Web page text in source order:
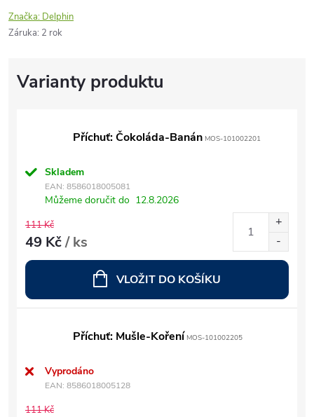
Značka: Delphin
Záruka: 2 rok
Příchuť: Čokoláda-Banán MOS-101002201
Skladem
EAN: 8586018005081
Můžeme doručit do 12.8.2026
111 Kč
49 Kč/ ks
VLOŽIT DO KOŠÍKU
Příchuť: Mušle-Koření MOS-101002205
Vyprodáno
EAN: 8586018005128
111 Kč